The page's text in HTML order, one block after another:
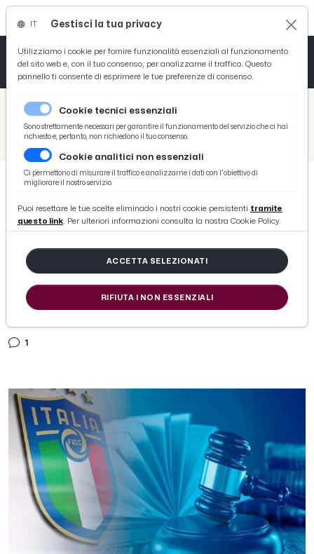
/ Picenotime
/ Serie B
Serie C, nuovo scossone alla classifica del girone B. Pesante penalizzazione per la Lucchese
Serie C, nuovo scossone alla
classifica del girone B. Pesante
penalizzazione per la Lucchese
di Redazione Picenotime
1
Gestisci la tua privacy
Utilizziamo i cookie per fornire funzionalità essenziali al funzionamento
del sito web e, con il tuo consenso, per analizzarne il traffico. Questo
pannello ti consente di esprimere le tue preferenze di consenso.
Cookie tecnici essenziali
Sono strettamente necessari per garantire il funzionamento del servizio che ci hai
richiesto e, pertanto, non richiedono il tuo consenso.
Cookie analitici non essenziali
Ci permettono di misurare il traffico e analizzarne i dati con l'obiettivo di
migliorare il nostro servizio.
Puoi resettare le tue scelte eliminado i nostri cookie persistenti tramite
questo link. Per ulteriori informazioni consulta la nostra Cookie Policy.
ACCETTA SELEZIONATI
RIFIUTA I NON ESSENZIALI
Tutto News
Tutto Sport
Basket
Ciclismo
Tutto Curiosità